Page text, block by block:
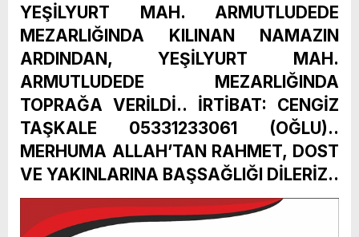
YEŞİLYURT MAH. ARMUTLUDEDE
MEZARLIĞINDA KILINAN NAMAZIN
ARDINDAN, YEŞİLYURT MAH.
ARMUTLUDEDE MEZARLIĞINDA
TOPRAĞA VERİLDİ.. İRTİBAT: CENGİZ
TAŞKALE 05331233061 (OĞLU)..
MERHUMA ALLAH’TAN RAHMET, DOST
VE YAKINLARINA BAŞSAĞLIĞI DİLERİZ..